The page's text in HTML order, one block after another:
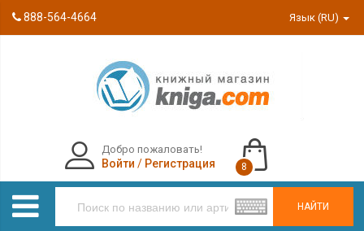
888-564-4664 Язык (RU)
НАЙТИ
Добро пожаловать!
Войти / Регистрация 8